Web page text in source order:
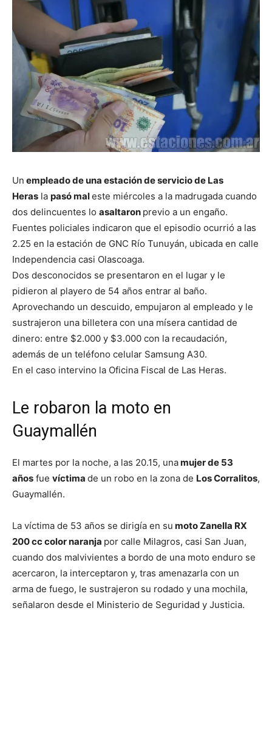
Un empleado de una estación de servicio de Las
Heras la pasó maleste miércoles a la madrugada cuando
dos delincuentes lo asaltaron previo a un engaño.
Fuentes policiales indicaron que el episodio ocurrió a las
2.25 en la estación de GNC Río Tunuyán, ubicada en calle
Independencia casi Olascoaga.
Dos desconocidos se presentaron en el lugar y le
pidieron al playero de 54 años entrar al baño.
Aprovechando un descuido, empujaron al empleado y le
sustrajeron una billetera con una mísera cantidad de
dinero: entre $2.000 y $3.000 con la recaudación,
además de un teléfono celular Samsung A30.
En el caso intervino la Oficina Fiscal de Las Heras.
Le robaron la moto en
Guaymallén
El martes por la noche, a las 20.15, unamujer de 53
años fue víctima de un robo en la zona de Los Corralitos,
Guaymallén.
La víctima de 53 años se dirigía en su moto Zanella RX
200 cc color naranja por calle Milagros, casi San Juan,
cuando dos malvivientes a bordo de una moto enduro se
acercaron, la interceptaron y, tras amenazarla con un
arma de fuego, le sustrajeron su rodado y una mochila,
señalaron desde el Ministerio de Seguridad y Justicia.